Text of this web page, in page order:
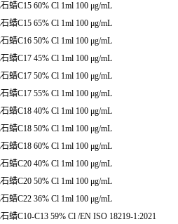
蜡C15 60% Cl 1ml 100 μg/mL
蜡C15 65% Cl 1ml 100 μg/mL
蜡C16 50% Cl 1ml 100 μg/mL
蜡C17 45% Cl 1ml 100 μg/mL
蜡C17 50% Cl 1ml 100 μg/mL
蜡C17 55% Cl 1ml 100 μg/mL
蜡C18 40% Cl 1ml 100 μg/mL
蜡C18 50% Cl 1ml 100 μg/mL
蜡C18 60% Cl 1ml 100 μg/mL
蜡C20 40% Cl 1ml 100 μg/mL
蜡C20 50% Cl 1ml 100 μg/mL
蜡C22 36% Cl 1ml 100 μg/mL
蜡C10-C13 59% Cl /EN ISO 18219-1:2021